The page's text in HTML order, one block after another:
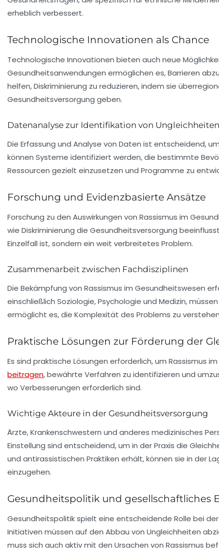
erheblich verbessert.
Technologische Innovationen als Chance
Technologische Innovationen bieten auch neue
Gesundheitsanwendungen ermöglichen es, Barrieren
helfen, Diskriminierung zu reduzieren, indem sie
Gesundheitsversorgung geben.
Datenanalyse zur Identifikation von Ungleichheiten
Die Erfassung und Analyse von Daten ist entscheidend,
können Systeme identifiziert werden, die bestimmte
Ressourcen gezielt einzusetzen und Programme zu
Forschung und Evidenzbasierte Ansätze
Forschung zu den Auswirkungen von Rassismus im
wie Diskriminierung die Gesundheitsversorgung
Einzelfall ist, sondern ein weit verbreitetes Problem.
Zusammenarbeit zwischen Fachdisziplinen
Die Bekämpfung von Rassismus im Gesundheitswesen
einschließlich Soziologie, Psychologie und Medizin,
ermöglicht es, die Komplexität des Problems zu
Praktische Lösungen zur Förderung der
Es sind praktische Lösungen erforderlich, um Rassismus
beitragen, bewährte Verfahren zu identifizieren und
wo Verbesserungen erforderlich sind.
Wichtige Akteure in der Gesundheitsversorgung
Ärzte, Krankenschwestern und anderes medizinisches
Einstellung sind entscheidend, um in der Praxis die
und antirassistischen Praktiken erhält, können sie in der
einzugehen.
Gesundheitspolitik und gesellschaftliches
Gesundheitspolitik spielt eine entscheidende Rolle bei
Initiativen müssen auf den Abbau von Ungleichheiten
muss sich auch aktiv mit den Ursachen von Rassismus